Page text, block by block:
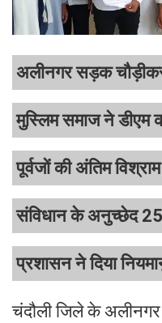
अलीनगर सड़क
मुस्लिम समाज ने डीएम
पूर्वजों की अंतिम
संविधान के अनुच्छेद 25
प्रशासन ने दिया
चंदौली जिले के अलीनगर